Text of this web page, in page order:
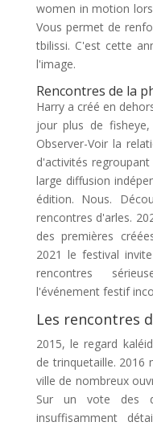
women in motion
Vous permet de
tbilissi. C'est cette
l'image.
Rencontres de la
Harry a créé en
jour plus de fisheye,
Observer-Voir la
d'activités
large diffusion
édition. Nous.
rencontres d'arles.
des premières
2021 le festival
rencontres
l'événement festif
Les rencontres
2015, le regard
de trinquetaille. 2016
ville de nombreux
Sur un vote des
insuffisamment